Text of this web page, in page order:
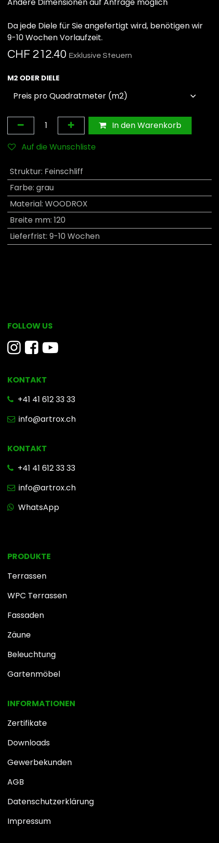
Da jede Diele für Sie angefertigt wird, benötigen wir
9-10 Wochen Vorlaufzeit.
CHF 212.40 Exklusive Steuern
M2 ODER DIELE
In den Warenkorb
Auf die Wunschliste
Struktur: Feinschliff
Farbe: grau
Material: WOODROX
Breite mm: 120
Lieferfrist: 9-10 Wochen
FOLLOW US
KONTAKT
​ +41 41 612 33 33
info@artrox.ch
KONTAKT
+41 41 612 33 33
info@artrox.ch
WhatsApp
INFOR​MATIONEN
Zertifikate
Downloads
Gewerbekunden
AGB
Datenschutzerklärung
Impressum
PRODUKTE
Terrassen
WPC Terrassen
Fassaden
Zäune
Beleuchtung
Gartenmöbel